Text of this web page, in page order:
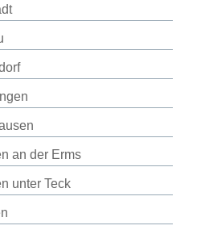
an der Erms
unter Teck